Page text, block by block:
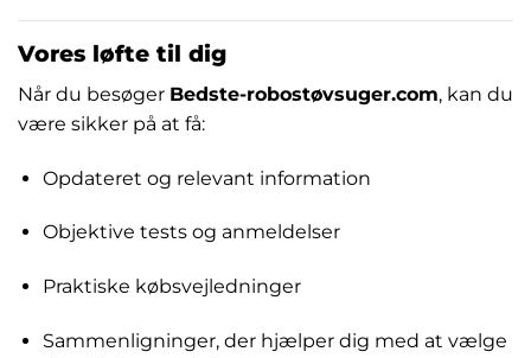
Vores løfte til dig
Når du besøger Bedste-robostøvsuger.com, kan du
være sikker på at få:
Opdateret og relevant information
Objektive tests og anmeldelser
Praktiske købsvejledninger
Sammenligninger, der hjælper dig med at vælge